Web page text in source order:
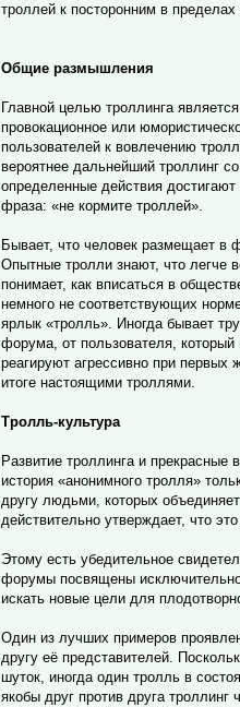
троллей к посторонним в
Общие размышления
Главной целью троллинга
провокационное или
пользователей к вовлечению
вероятнее дальнейший троллинг
определенные действия
фраза: «не кормите троллей».
Бывает, что человек размещает в
Опытные тролли знают, что легче
понимает, как вписаться в
немного не соответствующих
ярлык «тролль». Иногда бывает
форума, от пользователя,
реагируют агрессивно при первых
итоге настоящими троллями.
Тролль-культура
Развитие троллинга и
история «анонимного тролля»
другу людьми, которых
действительно утверждает, что
Этому есть убедительное
форумы посвящены исключительно
искать новые цели для
Один из лучших примеров
другу её представителей.
шуток, иногда один тролль в
якобы друг против друга